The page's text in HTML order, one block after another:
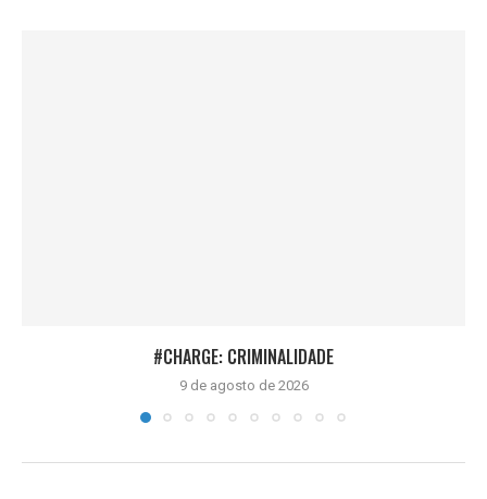
#CHARGE: CRIMINALIDADE
9 de agosto de 2026